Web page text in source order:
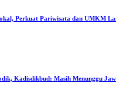
Perkuat Pariwisata dan UMKM
Kadisdikbud: Masih Menunggu